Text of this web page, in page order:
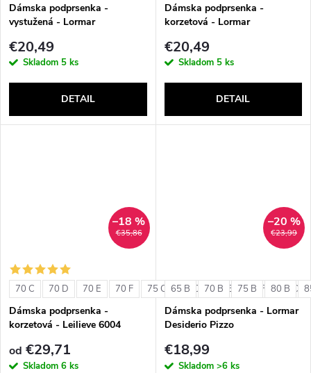
Dámska podprsenka -
vystužená - Lormar
€20,49
Skladom 5 ks
DETAIL
Dámska podprsenka -
korzetová - Lormar
€20,49
Skladom 5 ks
DETAIL
€35,86
–18 %
70 C 70 D 70 E 70 F 75 C 75 D 75 E 75 F 80 C
Dámska podprsenka -
korzetová - Leilieve 6004
od €29,71
Skladom 6 ks
€23,99
–20 %
65 B 70 B 75 B 80 B
Dámska podprsenka - Lormar
Desiderio Pizzo
€18,99
Skladom >6 ks